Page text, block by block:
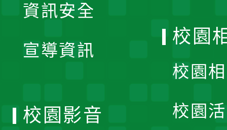
資訊安全
宣導資訊
校園
校園
校園
校園影音